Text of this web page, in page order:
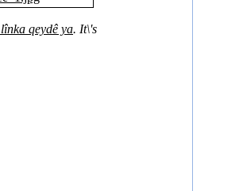
qeydê ya. It\'s